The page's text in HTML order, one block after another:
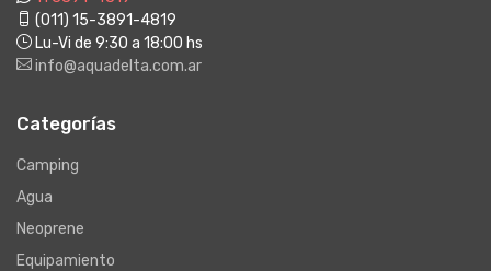
(011) 15-3891-4819
Lu-Vi de 9:30 a 18:00 hs
info@aquadelta.com.ar
Categorías
Camping
Agua
Neoprene
Equipamiento